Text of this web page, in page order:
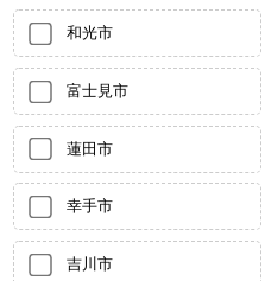
和光市
富士見市
蓮田市
幸手市
吉川市